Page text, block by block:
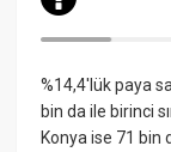
%14,4'lük paya
bin da ile birinci
Konya ise 71 bin